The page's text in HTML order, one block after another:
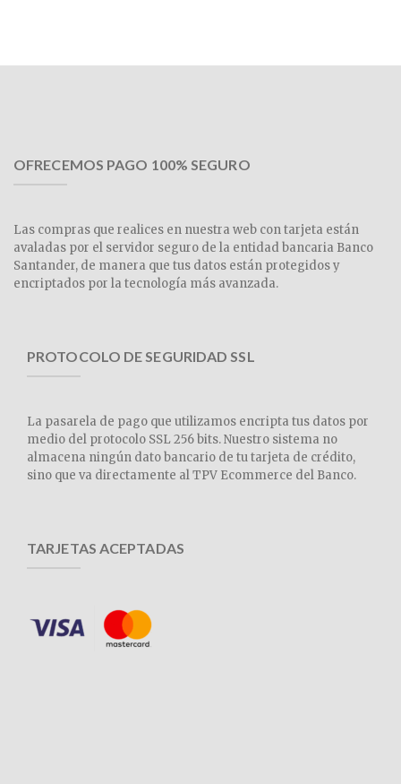
OFRECEMOS PAGO 100% SEGURO
Las compras que realices en nuestra web con tarjeta están
avaladas por el servidor seguro de la entidad bancaria Banco
Santander, de manera que tus datos están protegidos y
encriptados por la tecnología más avanzada.
PROTOCOLO DE SEGURIDAD SSL
La pasarela de pago que utilizamos encripta tus datos por
medio del protocolo SSL 256 bits. Nuestro sistema no
almacena ningún dato bancario de tu tarjeta de crédito,
sino que va directamente al TPV Ecommerce del Banco.
TARJETAS ACEPTADAS